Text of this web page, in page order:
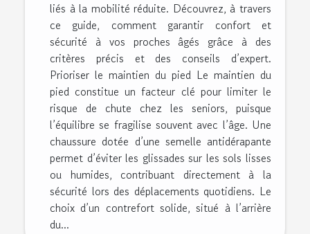
liés à la mobilité réduite. Découvrez, à travers
ce guide, comment garantir confort et
sécurité à vos proches âgés grâce à des
critères précis et des conseils d’expert.
Prioriser le maintien du pied Le maintien du
pied constitue un facteur clé pour limiter le
risque de chute chez les seniors, puisque
l’équilibre se fragilise souvent avec l’âge. Une
chaussure dotée d’une semelle antidérapante
permet d’éviter les glissades sur les sols lisses
ou humides, contribuant directement à la
sécurité lors des déplacements quotidiens. Le
choix d’un contrefort solide, situé à l’arrière
du...